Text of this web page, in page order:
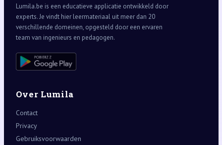
Lumila.be is een educatieve applicatie ontwikkeld door
experts. Je vindt hier leermateriaal uit meer dan 20
verschillende domeinen, opgesteld door een ervaren
team van ingenieurs en pedagogen.
Over Lumila
Contact
Privacy
Gebruiksvoorwaarden